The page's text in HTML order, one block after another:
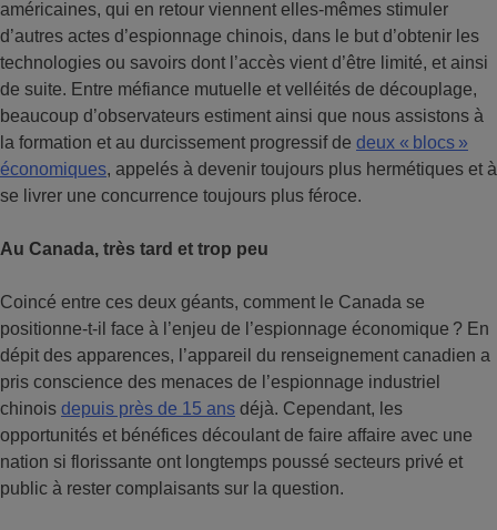
américaines, qui en retour viennent elles-mêmes stimuler
d’autres actes d’espionnage chinois, dans le but d’obtenir les
technologies ou savoirs dont l’accès vient d’être limité, et ainsi
de suite. Entre méfiance mutuelle et velléités de découplage,
beaucoup d’observateurs estiment ainsi que nous assistons à
la formation et au durcissement progressif de deux « blocs »
économiques, appelés à devenir toujours plus hermétiques et à
se livrer une concurrence toujours plus féroce.
Au Canada, très tard et trop peu
Coincé entre ces deux géants, comment le Canada se
positionne-t-il face à l’enjeu de l’espionnage économique ? En
dépit des apparences, l’appareil du renseignement canadien a
pris conscience des menaces de l’espionnage industriel
chinois depuis près de 15 ans déjà. Cependant, les
opportunités et bénéfices découlant de faire affaire avec une
nation si florissante ont longtemps poussé secteurs privé et
public à rester complaisants sur la question.